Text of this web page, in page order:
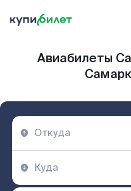
Авиабилеты